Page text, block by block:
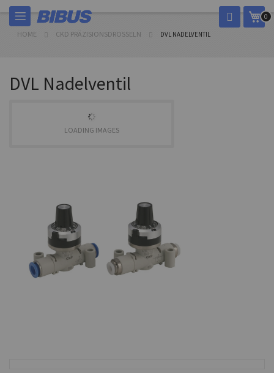
Skip
to
Content
My
0
HOME CKD PRÄZISIONSDROSSELN DVL NADELVENTIL
DVL Nadelventil
LOADING IMAGES